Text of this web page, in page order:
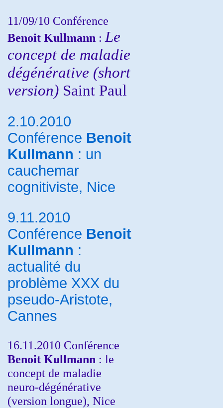
11/09/10 Conférence
Benoit Kullmann : Le
concept de maladie
dégénérative (short
version) Saint Paul
2.10.2010
Conférence Benoit
Kullmann : un
cauchemar
cognitiviste, Nice
9.11.2010
Conférence Benoit
Kullmann :
actualité du
problème XXX du
pseudo-Aristote,
Cannes
16.11.2010 Conférence
Benoit Kullmann : le
concept de maladie
neuro-dégénérative
(version longue), Nice